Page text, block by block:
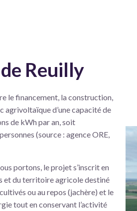
Reuilly
le financement, la construction,
agrivoltaïque d’une capacité de
de kWh par an, soit
(source : agence ORE,
portons, le projet s’inscrit en
et du territoire agricole destiné
ou au repos (jachère) et le
tout en conservant l’activité